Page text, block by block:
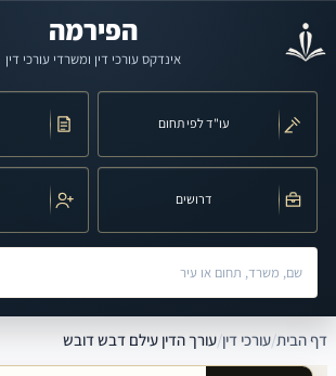
הפירמה
אינדקס עורכי דין ומשרדי עורכי דין
עו"ד לפי תחום
דרושים
חיפוש לפי שם, משרד, תחום משפט או עיר
דף הבית/עורכי דין/עורך הדין עילם דבש דובש